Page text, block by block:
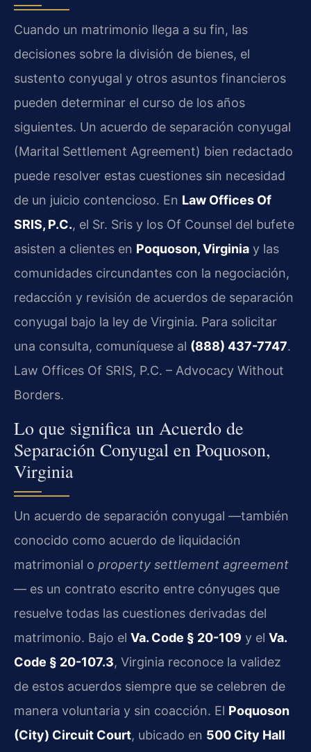
Cuando un matrimonio llega a su fin, las
decisiones sobre la división de bienes, el
sustento conyugal y otros asuntos financieros
pueden determinar el curso de los años
siguientes. Un acuerdo de separación conyugal
(Marital Settlement Agreement) bien redactado
puede resolver estas cuestiones sin necesidad
de un juicio contencioso. En Law Offices Of
SRIS, P.C., el Sr. Sris y los Of Counsel del bufete
asisten a clientes en Poquoson, Virginia y las
comunidades circundantes con la negociación,
redacción y revisión de acuerdos de separación
conyugal bajo la ley de Virginia. Para solicitar
una consulta, comuníquese al (888) 437-7747.
Law Offices Of SRIS, P.C. – Advocacy Without
Borders.
Lo que significa un Acuerdo de
Separación Conyugal en Poquoson,
Virginia
Un acuerdo de separación conyugal —también
conocido como acuerdo de liquidación
matrimonial o property settlement agreement
— es un contrato escrito entre cónyuges que
resuelve todas las cuestiones derivadas del
matrimonio. Bajo el Va. Code § 20-109 y el Va.
Code § 20-107.3, Virginia reconoce la validez
de estos acuerdos siempre que se celebren de
manera voluntaria y sin coacción. El Poquoson
(City) Circuit Court, ubicado en 500 City Hall